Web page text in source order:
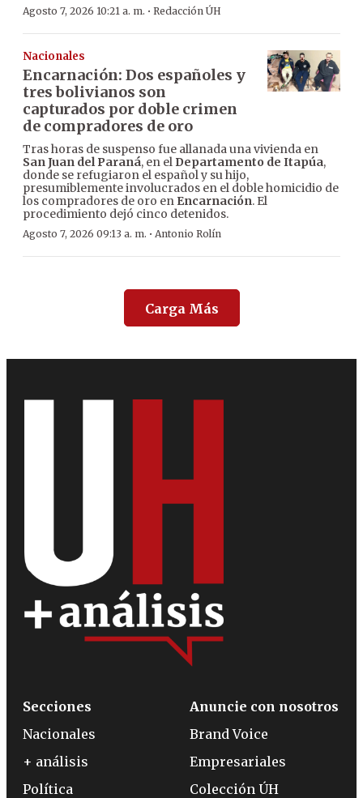
Agosto 7, 2026 10:21 a. m. · Redacción ÚH
Nacionales
Encarnación: Dos españoles y
tres bolivianos son
capturados por doble crimen
de compradores de oro
Tras horas de suspenso fue allanada una vivienda en
San Juan del Paraná, en el Departamento de Itapúa,
donde se refugiaron el español y su hijo,
presumiblemente involucrados en el doble homicidio de
los compradores de oro en Encarnación. El
procedimiento dejó cinco detenidos.
Agosto 7, 2026 09:13 a. m. · Antonio Rolín
Carga Más
Secciones
Nacionales
+ análisis
Política
Anuncie con nosotros
Brand Voice
Empresariales
Colección ÚH